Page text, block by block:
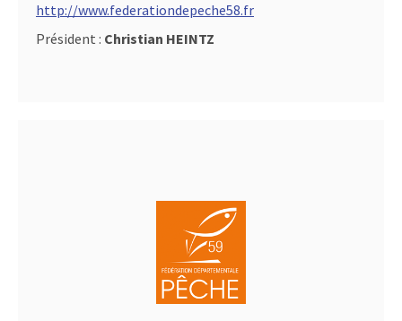
http://www.federationdepeche58.fr
Président : Christian HEINTZ